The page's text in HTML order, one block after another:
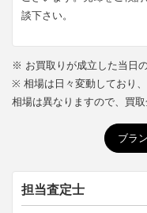
談下さい。
※ お買取りが成立した当日
※ 相場は日々変動しており
相場は異なりますので、買
ブラ
担当査定士